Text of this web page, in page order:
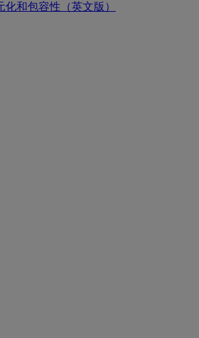
化和包容性（英文版）